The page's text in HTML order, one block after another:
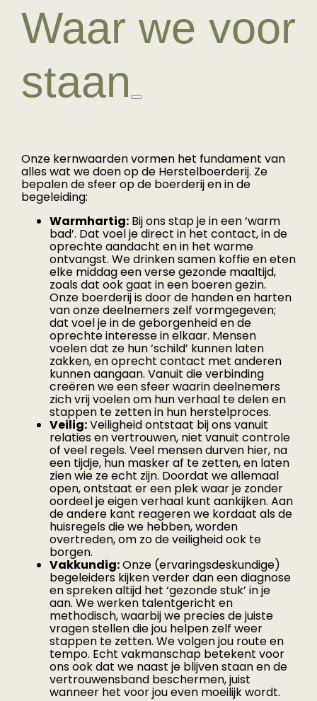
Waar we voor
staan
Onze kernwaarden vormen het fundament van
alles wat we doen op de Herstelboerderij. Ze
bepalen de sfeer op de boerderij en in de
begeleiding:
Warmhartig:Bij ons stap je in een ‘warm
bad’. Dat voel je direct in het contact, in de
oprechte aandacht en in het warme
ontvangst. We drinken samen koffie en eten
elke middag een verse gezonde maaltijd,
zoals dat ook gaat in een boeren gezin.
Onze boerderij is door de handen en harten
van onze deelnemers zelf vormgegeven;
dat voel je in de geborgenheid en de
oprechte interesse in elkaar. Mensen
voelen dat ze hun ‘schild’ kunnen laten
zakken, en oprecht contact met anderen
kunnen aangaan. Vanuit die verbinding
creëren we een sfeer waarin deelnemers
zich vrij voelen om hun verhaal te delen en
stappen te zetten in hun herstelproces.
Veilig:Veiligheid ontstaat bij ons vanuit
relaties en vertrouwen, niet vanuit controle
of veel regels. Veel mensen durven hier, na
een tijdje, hun masker af te zetten, en laten
zien wie ze echt zijn. Doordat we allemaal
open, ontstaat er een plek waar je zonder
oordeel je eigen verhaal kunt aankijken. Aan
de andere kant reageren we kordaat als de
huisregels die we hebben, worden
overtreden, om zo de veiligheid ook te
borgen.
Vakkundig:Onze (ervaringsdeskundige)
begeleiders kijken verder dan een diagnose
en spreken altijd het ‘gezonde stuk’ in je
aan. We werken talentgericht en
methodisch, waarbij we precies de juiste
vragen stellen die jou helpen zelf weer
stappen te zetten. We volgen jou route en
tempo. Echt vakmanschap betekent voor
ons ook dat we naast je blijven staan en de
vertrouwensband beschermen, juist
wanneer het voor jou even moeilijk wordt.